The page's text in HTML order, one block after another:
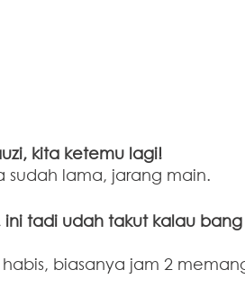
kita ketemu lagi!
sudah lama, jarang main.
ini tadi udah takut kalau
biasanya jam 2